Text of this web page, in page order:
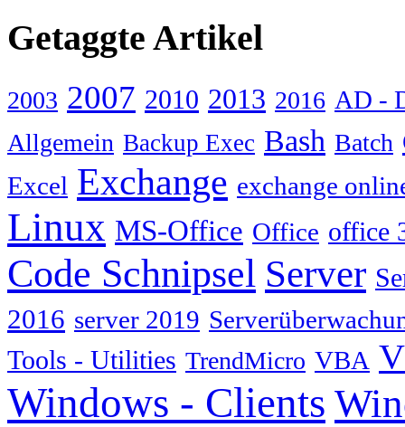
Getaggte Artikel
2003 2007 2010 2013 2016 AD -
Allgemein Backup Exec Bash Batch
Excel Exchange exchange
Linux MS-Office Office office
Code Schnipsel Server
2016 server 2019
Tools - Utilities TrendMicro VBA
Windows - Clients